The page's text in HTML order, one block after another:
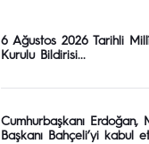
6 Ağustos 2026 Tarihli
Kurulu Bildirisi...
Cumhurbaşkanı Erdoğan,
Başkanı Bahçeli’yi kabul